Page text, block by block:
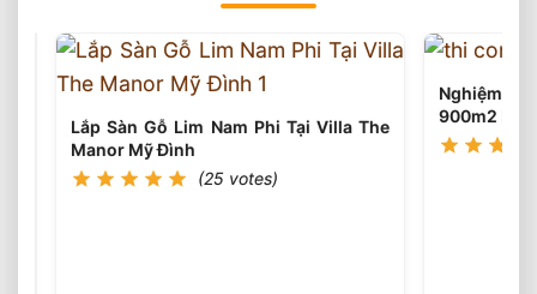
Lắp Sàn Gỗ Lim Nam Phi Tại Villa The
Manor Mỹ Đình
(25 votes)
Nghiệm
900m2 Ba